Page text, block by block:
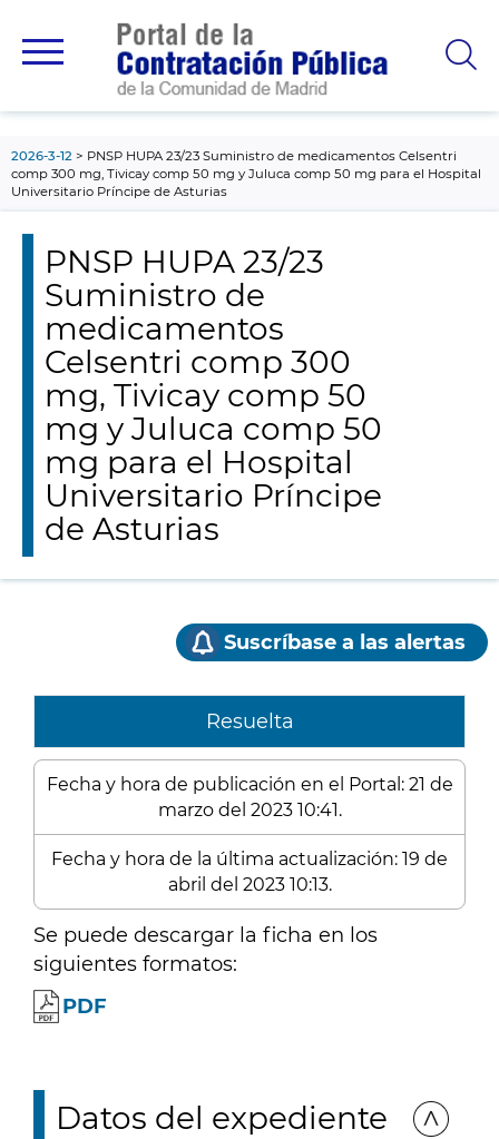
principal
2026-3-12
PNSP HUPA 23/23 Suministro de medicamentos Celsentri
comp 300 mg, Tivicay comp 50 mg y Juluca comp 50 mg para el Hospital
Universitario Príncipe de Asturias
PNSP HUPA 23/23
Suministro de
medicamentos
Celsentri comp 300
mg, Tivicay comp 50
mg y Juluca comp 50
mg para el Hospital
Universitario Príncipe
de Asturias
Suscríbase a las alertas
Resuelta
Fecha y hora de publicación en el Portal: 21 de
marzo del 2023 10:41.
Fecha y hora de la última actualización: 19 de
abril del 2023 10:13.
Se puede descargar la ficha en los
siguientes formatos:
PDF
Datos del expediente